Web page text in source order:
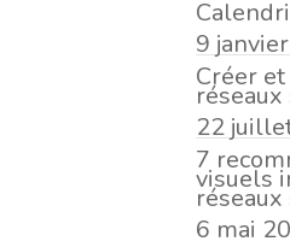
9
Créer
réseaux
22
7
visuels
réseaux
6 mai